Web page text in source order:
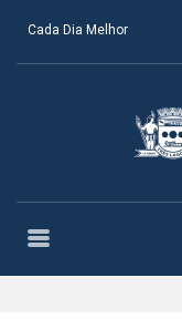
Cada Dia Melhor